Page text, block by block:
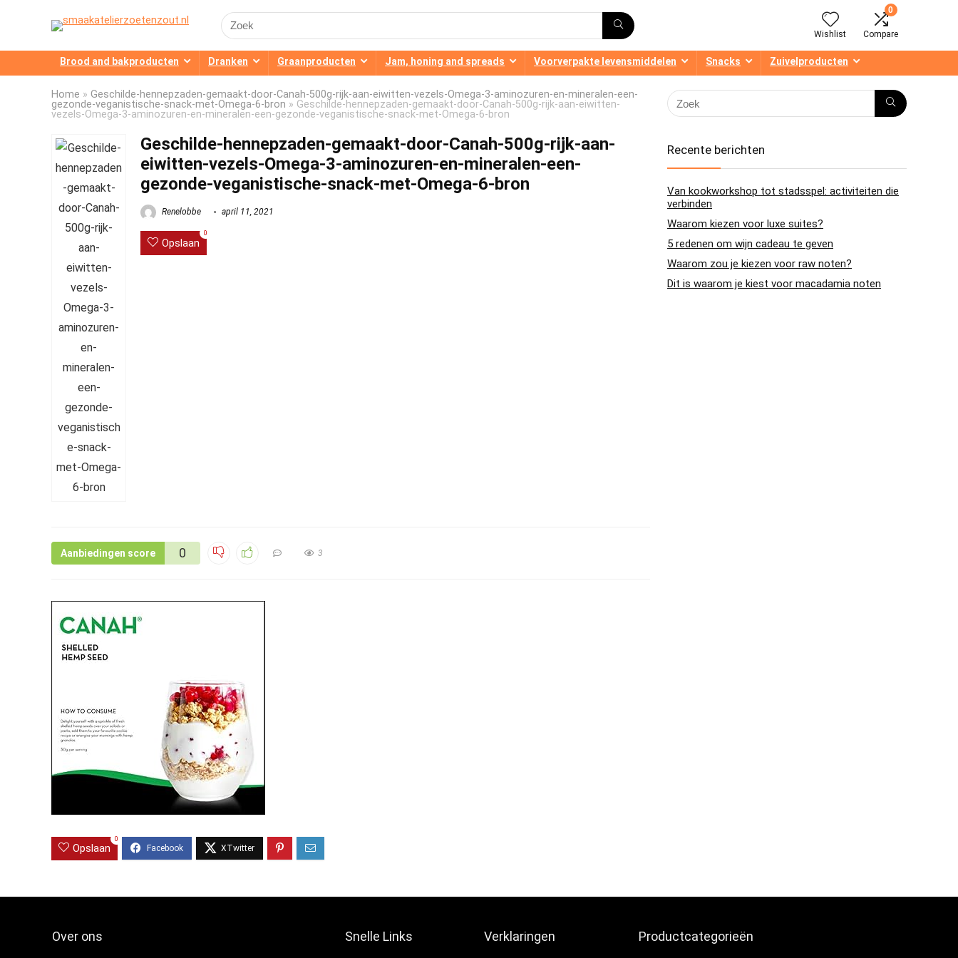
Search
for:
Wishlist
0
Compare
Brood and bakproducten Dranken Graanproducten Jam, honing and spreads Voorverpakte levensmiddelen Snacks Zuivelproducten
Home » Geschilde-hennepzaden-gemaakt-door-Canah-500g-rijk-aan-eiwitten-vezels-Omega-3-aminozuren-en-mineralen-een-
gezonde-veganistische-snack-met-Omega-6-bron » Geschilde-hennepzaden-gemaakt-door-Canah-500g-rijk-aan-eiwitten-
vezels-Omega-3-aminozuren-en-mineralen-een-gezonde-veganistische-snack-met-Omega-6-bron
Geschilde-hennepzaden-gemaakt-door-Canah-500g-rijk-aan-
eiwitten-vezels-Omega-3-aminozuren-en-mineralen-een-
gezonde-veganistische-snack-met-Omega-6-bron
Renelobbe april 11, 2021
Opslaan
0
Aanbiedingen score 0 3
Opslaan
0
Recente berichten
Van kookworkshop tot stadsspel: activiteiten die
verbinden
Waarom kiezen voor luxe suites?
5 redenen om wijn cadeau te geven
Waarom zou je kiezen voor raw noten?
Dit is waarom je kiest voor macadamia noten
Over ons Snelle Links Verklaringen Productcategorieën